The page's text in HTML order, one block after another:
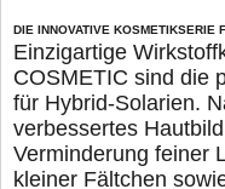
DIE INNOVATIVE KOSMETIKSERIE
Einzigartige
COSMETIC sind die
für Hybrid-Solarien.
verbessertes
Verminderung feiner
kleiner Fältchen